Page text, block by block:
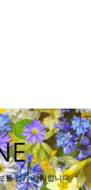
를 쉽게 정리합니다